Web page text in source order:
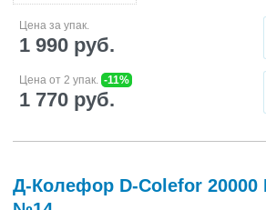
Цена за упак.
1 990 руб.
Цена от 2 упак. -11%
1 770 руб.
Д-Колефор D-Colefor